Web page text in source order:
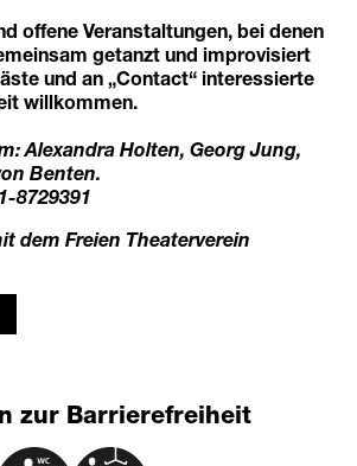
offene Veranstaltungen, bei denen
getanzt und improvisiert
und an „Contact“ interessierte
willkommen.
Alexandra Holten, Georg Jung,
Benten.
8729391
dem Freien Theaterverein
zur Barrierefreiheit